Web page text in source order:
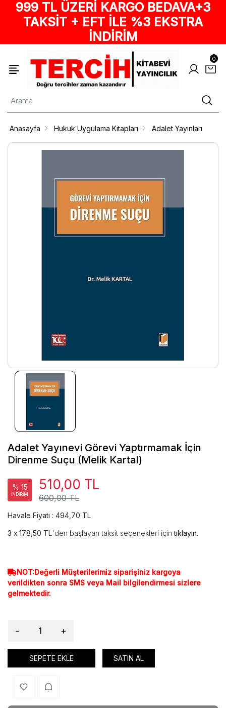
999 TL ÜZERİ KARGO BEDAVA+3
TAKSİT + EFT İLE %3 EKSTRA
İNDİRİM
0
Anasayfa Hukuk Uygulama Kitapları Adalet Yayınları
Adalet Yayınevi Görevi Yaptırmamak İçin
Direnme Suçu (Melik Kartal)
% 15
İNDİRİM 600,00 TL
510,00 TL
Havale Fiyatı : 494,70 TL
178,50 TL'den başlayan taksit seçenekleri içintıklayın.
NOT:Değerli Müşterilerimiz siparişiniz kargoya
verildikten sonra SMS veya Mail bilgilendirmesi sizlere
gelmektedir.
- +
SEPETE EKLE SATIN AL